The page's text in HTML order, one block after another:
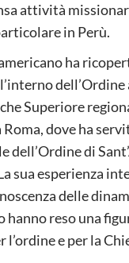
attività
in Perù.
ha
Superiore
dove ha
dell’Ordine di
sua esperienza
delle
hanno reso una
e per la